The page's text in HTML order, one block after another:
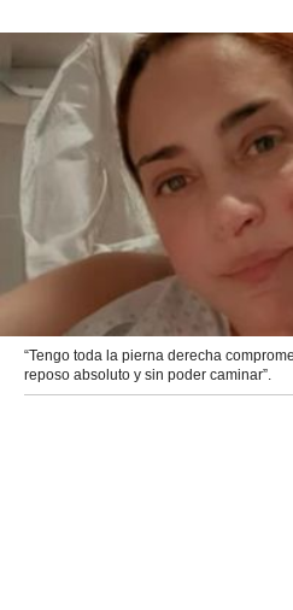
“Tengo toda la pierna derecha
reposo absoluto y sin poder caminar”.